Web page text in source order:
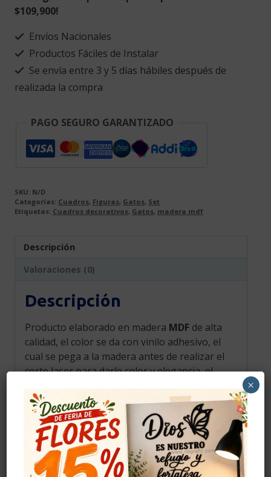
$109,900!
Envíos Nacionales
Productos Fáciles de Instalar
Se envía entre 3 y 5 días hábiles después de
realizada la compra
PAGO SEGURO GARANTIZADO
SKU: N/D
Categorías: Cuadros, Figuras, Gatos, Set
Etiquetas: Cuadros decorativos, Gatos, madera mdf
Descripción
Valoraciones (0)
Descripción
Producto elaborado en madera MDF de alta
calidad, el color se da con vinilo adhesivo, el
cual se pega a la madera antes de realizar el
corte laser para darle color y elegancia, el
color mostrado en la fotografía es una
aproximación al tono real. El color solo esta
dado por la cara frontal del producto.
CUIDADOS
No golpee o deje caer el producto.
No exponer a humedad o al sol directo o
×